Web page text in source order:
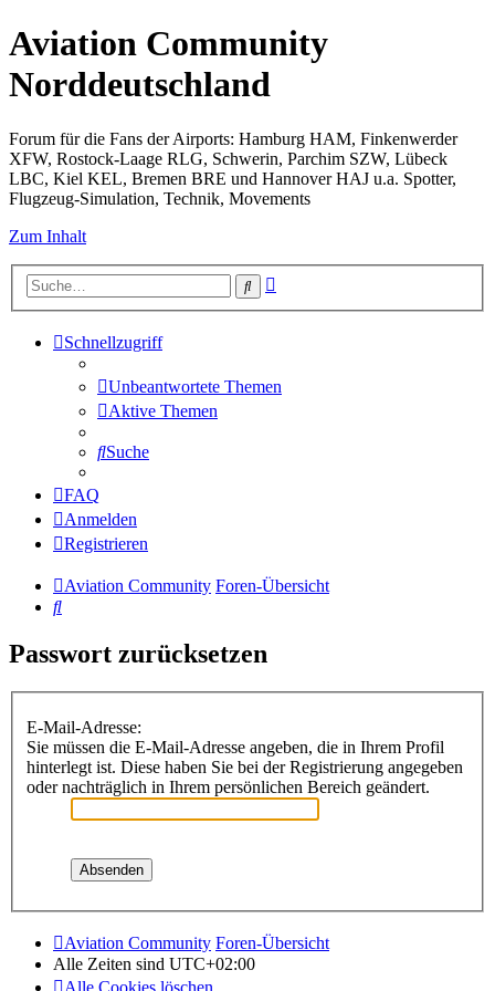
Aviation Community
Norddeutschland
Forum für die Fans der Airports: Hamburg HAM, Finkenwerder
XFW, Rostock-Laage RLG, Schwerin, Parchim SZW, Lübeck
LBC, Kiel KEL, Bremen BRE und Hannover HAJ u.a. Spotter,
Flugzeug-Simulation, Technik, Movements
Zum Inhalt
Suche
Schnellzugriff
Unbeantwortete Themen
Aktive Themen
Suche
FAQ
Anmelden
Registrieren
Aviation Community Foren-Übersicht
Suche
Passwort zurücksetzen
E-Mail-Adresse:
Sie müssen die E-Mail-Adresse angeben, die in Ihrem Profil
hinterlegt ist. Diese haben Sie bei der Registrierung angegeben
oder nachträglich in Ihrem persönlichen Bereich geändert.
Aviation Community Foren-Übersicht
Alle Zeiten sind UTC+02:00
Alle Cookies löschen